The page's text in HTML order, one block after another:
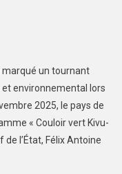
marqué un tournant
environnemental lors
2025, le pays de
« Couloir vert Kivu-
l’État, Félix Antoine